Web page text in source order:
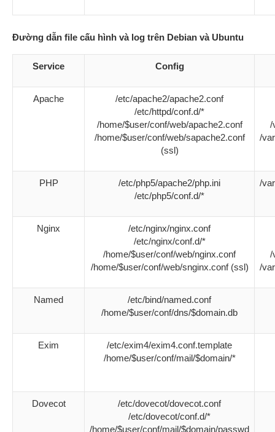
Đường dẫn file cấu hình và log trên Debian và Ubuntu
Service Config
Apache
/etc/apache2/apache2.conf
/etc/httpd/conf.d/*
/home/$user/conf/web/apache2.conf
/home/$user/conf/web/sapache2.conf
(ssl)
/
/
PHP
/etc/php5/apache2/php.ini
/etc/php5/conf.d/*
/
Nginx
/etc/nginx/nginx.conf
/etc/nginx/conf.d/*
/home/$user/conf/web/nginx.conf
/home/$user/conf/web/snginx.conf (ssl)
/
/
Named
/etc/bind/named.conf
/home/$user/conf/dns/$domain.db
Exim
/etc/exim4/exim4.conf.template
/home/$user/conf/mail/$domain/*
Dovecot
/etc/dovecot/dovecot.conf
/etc/dovecot/conf.d/*
/home/$user/conf/mail/$domain/passwd